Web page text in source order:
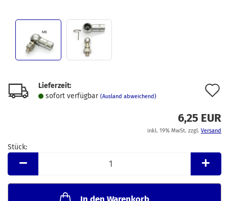
Lieferzeit:
sofort verfügbar (Ausland abweichend)
6,25 EUR
inkl. 19% MwSt. zzgl. Versand
Stück:
Stück